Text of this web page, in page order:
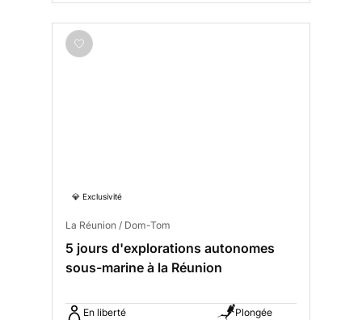
💎 Exclusivité
La Réunion / Dom-Tom
5 jours d'explorations autonomes
sous-marine à la Réunion
En liberté
Plongée